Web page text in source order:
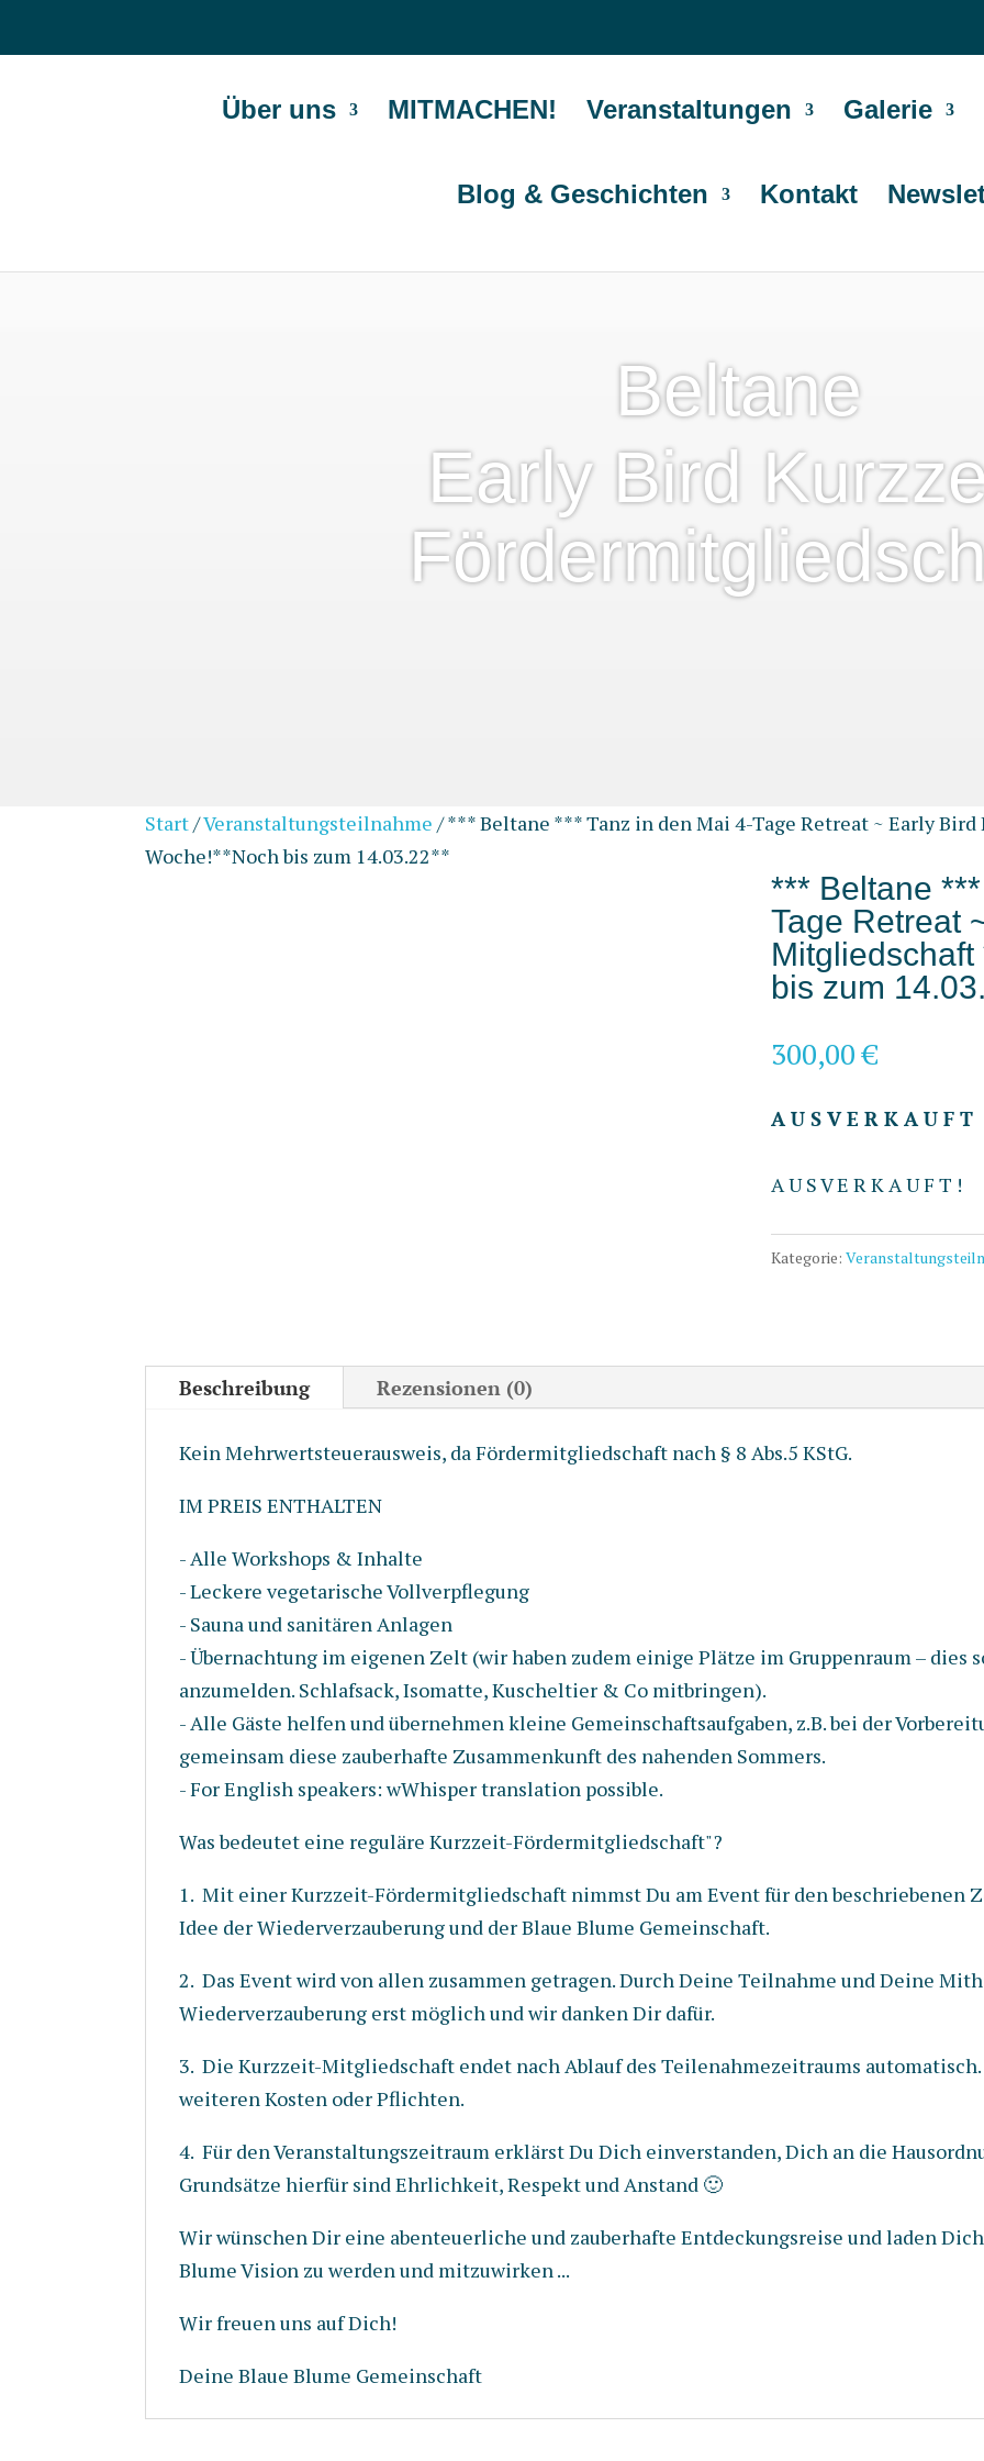
Über uns MITMACHEN! Veranstaltungen Galerie
Blog & Geschichten Kontakt
Beltane
Early Bird
Start/Veranstaltungsteilnahme / *** Beltane *** Tanz in den Mai 4-Tage Retreat ~ Early
Woche!**Noch bis zum 14.03.22**
*** Beltane
Tage Retreat
bis zum
300,00€
A U S V E R K A U F T
A U S V E R K A U F T !
Kategorie:
Beschreibung Rezensionen (0)
Kein Mehrwertsteuerausweis, da Fördermitgliedschaft nach § 8 Abs.5 KStG.
IM PREIS ENTHALTEN
- Alle Workshops & Inhalte
- Leckere vegetarische Vollverpflegung
- Sauna und sanitären Anlagen
- Übernachtung im eigenen Zelt (wir haben zudem einige Plätze im Gruppenraum – dies
anzumelden. Schlafsack, Isomatte, Kuscheltier & Co mitbringen).
- Alle Gäste helfen und übernehmen kleine Gemeinschaftsaufgaben, z.B. bei der
gemeinsam diese zauberhafte Zusammenkunft des nahenden Sommers.
- For English speakers: wWhisper translation possible.
Was bedeutet eine reguläre Kurzzeit-Fördermitgliedschaft"?
1. Mit einer Kurzzeit-Fördermitgliedschaft nimmst Du am Event für den beschriebenen
Idee der Wiederverzauberung und der Blaue Blume Gemeinschaft.
2. Das Event wird von allen zusammen getragen. Durch Deine Teilnahme und Deine
Wiederverzauberung erst möglich und wir danken Dir dafür.
3. Die Kurzzeit-Mitgliedschaft endet nach Ablauf des Teilenahmezeitraums
weiteren Kosten oder Pflichten.
4. Für den Veranstaltungszeitraum erklärst Du Dich einverstanden, Dich an die
Grundsätze hierfür sind Ehrlichkeit, Respekt und Anstand 🙂
Wir wünschen Dir eine abenteuerliche und zauberhafte Entdeckungsreise und laden
Blume Vision zu werden und mitzuwirken ...
Wir freuen uns auf Dich!
Deine Blaue Blume Gemeinschaft